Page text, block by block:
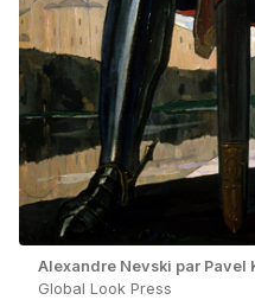
Alexandre Nevski par Pavel
Global Look Press